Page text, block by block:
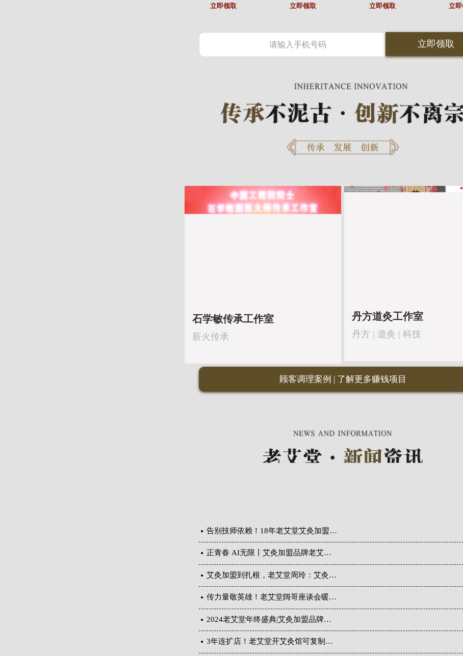
立即领取 立即领取 立即领取 立
石学敏传承工作室
薪火传承
丹方道灸工作室
丹方 | 道灸 | 科技
顾客调理案例 | 了解更多赚钱项目
告别技师依赖！18年老艾堂艾灸加盟…
正青春 AI无限丨艾灸加盟品牌老艾…
艾灸加盟到扎根，老艾堂周玲：艾灸…
传力量敬英雄！老艾堂阔哥座谈会暖…
2024老艾堂年终盛典|艾灸加盟品牌…
3年连扩店！老艾堂开艾灸馆可复制…